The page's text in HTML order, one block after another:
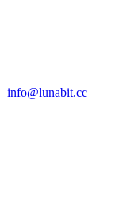
info@lunabit.cc